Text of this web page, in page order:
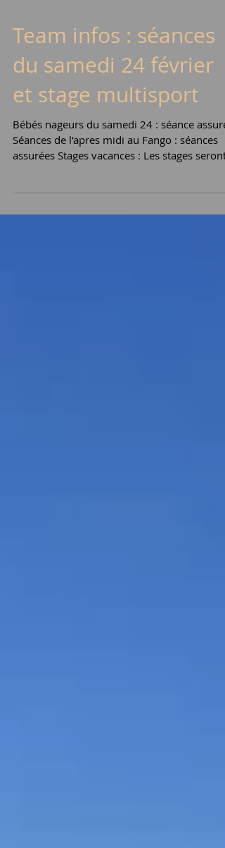
Team infos : séances
du samedi 24 février
et stage multisport
Bébés nageurs du samedi 24 : séance
Séances de l'apres midi au Fango : séances
assurées Stages vacances : Les stages